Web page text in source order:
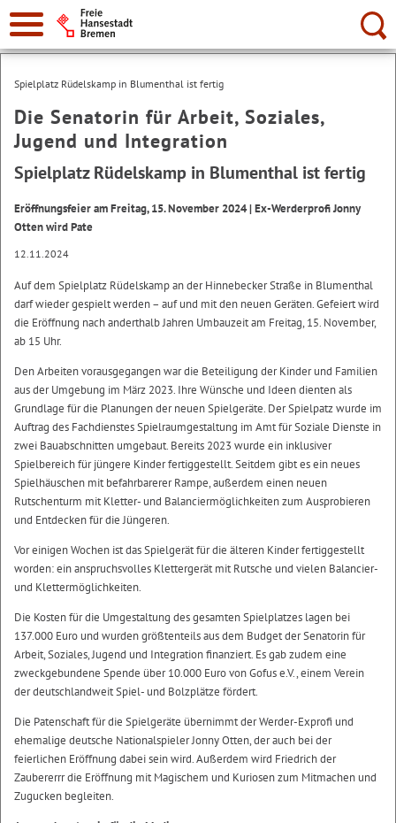
Suche:
Spielplatz Rüdelskamp in Blumenthal ist fertig
Die Senatorin für Arbeit, Soziales,
Jugend und Integration
Spielplatz Rüdelskamp in Blumenthal ist fertig
Eröffnungsfeier am Freitag, 15. November 2024 | Ex-Werderprofi Jonny
Otten wird Pate
12.11.2024
Auf dem Spielplatz Rüdelskamp an der Hinnebecker Straße in Blumenthal
darf wieder gespielt werden – auf und mit den neuen Geräten. Gefeiert wird
die Eröffnung nach anderthalb Jahren Umbauzeit am Freitag, 15. November,
ab 15 Uhr.
Den Arbeiten vorausgegangen war die Beteiligung der Kinder und Familien
aus der Umgebung im März 2023. Ihre Wünsche und Ideen dienten als
Grundlage für die Planungen der neuen Spielgeräte. Der Spielpatz wurde im
Auftrag des Fachdienstes Spielraumgestaltung im Amt für Soziale Dienste in
zwei Bauabschnitten umgebaut. Bereits 2023 wurde ein inklusiver
Spielbereich für jüngere Kinder fertiggestellt. Seitdem gibt es ein neues
Spielhäuschen mit befahrbarerer Rampe, außerdem einen neuen
Rutschenturm mit Kletter- und Balanciermöglichkeiten zum Ausprobieren
und Entdecken für die Jüngeren.
Vor einigen Wochen ist das Spielgerät für die älteren Kinder fertiggestellt
worden: ein anspruchsvolles Klettergerät mit Rutsche und vielen Balancier-
und Klettermöglichkeiten.
Die Kosten für die Umgestaltung des gesamten Spielplatzes lagen bei
137.000 Euro und wurden größtenteils aus dem Budget der Senatorin für
Arbeit, Soziales, Jugend und Integration finanziert. Es gab zudem eine
zweckgebundene Spende über 10.000 Euro von Gofus e.V., einem Verein
der deutschlandweit Spiel- und Bolzplätze fördert.
Die Patenschaft für die Spielgeräte übernimmt der Werder-Exprofi und
ehemalige deutsche Nationalspieler Jonny Otten, der auch bei der
feierlichen Eröffnung dabei sein wird. Außerdem wird Friedrich der
Zaubererrr die Eröffnung mit Magischem und Kuriosen zum Mitmachen und
Zugucken begleiten.